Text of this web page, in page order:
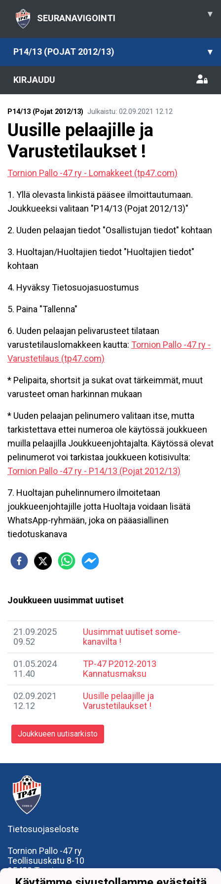
SEURANAVIGOINTI ▾
P14/13 (POJAT 2012/13) ▾
KIRJAUDU
P14/13 (Pojat 2012/13) Julkaistu: 02.09.2021 12.12
Uusille pelaajille ja
Varustetilaukset !
Tornion Pallo -47 ry - Lomakkeet (tp47.com)
1. Yllä olevasta linkistä pääsee ilmoittautumaan.
Joukkueeksi valitaan "P14/13 (Pojat 2012/13)"
2. Uuden pelaajan tiedot "Osallistujan tiedot" kohtaan
3. Huoltajan/Huoltajien tiedot "Huoltajien tiedot"
kohtaan
4. Hyväksy Tietosuojasuostumus
5. Paina "Tallenna"
6. Uuden pelaajan pelivarusteet tilataan
varustetilauslomakkeen kautta: Tornion Pallo -47 ry -
Varustetilaus (tp47.com)
* Pelipaita, shortsit ja sukat ovat tärkeimmät, muut
varusteet oman harkinnan mukaan
* Uuden pelaajan pelinumero valitaan itse, mutta
tarkistettava ettei numeroa ole käytössä joukkueen
muilla pelaajilla Joukkueenjohtajalta. Käytössä olevat
pelinumerot voi tarkistaa joukkueen kotisivulta:
Tornion Pallo -47 ry - P14/13 (Pojat 2012/13)
7. Huoltajan puhelinnumero ilmoitetaan
joukkueenjohtajille jotta Huoltaja voidaan lisätä
WhatsApp-ryhmään, joka on pääasiallinen
tiedotuskanava
Joukkueen uusimmat uutiset
21.09.2025
09.52
Uusimmat uutiset some-
kanavilta !
01.05.2024
11.40
​TP-47 P2012-2013
Kannatusmaksu
02.09.2021
12.12
Uusille pelaajille ja
Varustetilaukset !
Joukkueen uutisarkisto
Tietosuojaseloste
Tornion Pallo -47 ry
Teollisuuskatu 8-10
95420 Tornio
+35840591 9275